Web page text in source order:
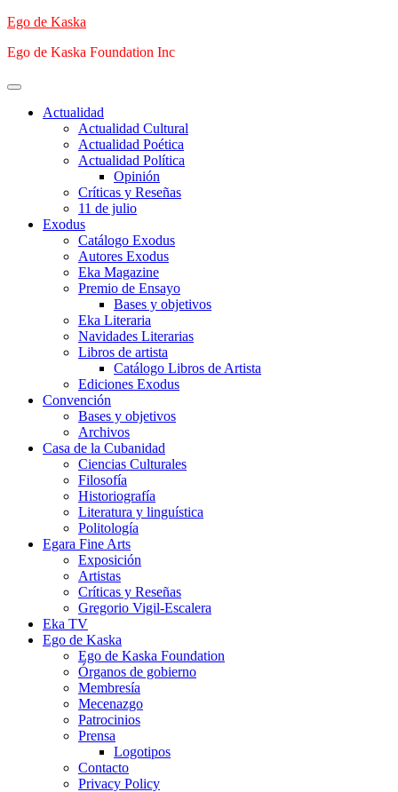
Saltar
contenido
Ego de Kaska
Ego de Kaska Foundation Inc
Menú
principalActualidad
Actualidad Cultural
Actualidad Poética
Actualidad Política
Opinión
Críticas y Reseñas
11 de julio
Exodus
Catálogo Exodus
Autores Exodus
Eka Magazine
Premio de Ensayo
Bases y objetivos
Eka Literaria
Navidades Literarias
Libros de artista
Catálogo Libros de Artista
Ediciones Exodus
Convención
Bases y objetivos
Archivos
Casa de la Cubanidad
Ciencias Culturales
Filosofía
Historiografía
Literatura y linguística
Politología
Egara Fine Arts
Exposición
Artistas
Críticas y Reseñas
Gregorio Vigil-Escalera
Eka TV
Ego de Kaska
Ego de Kaska Foundation
Órganos de gobierno
Membresía
Mecenazgo
Patrocinios
Prensa
Logotipos
Contacto
Privacy Policy